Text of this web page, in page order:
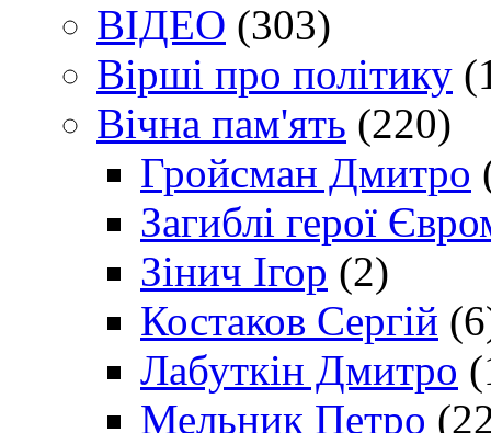
ВІДЕО (303)
Вірші про політику
Вічна пам'ять (220)
Гройсман Дмитро
Загиблі герої
Зінич Ігор (2)
Костаков Сергій
Лабуткін Дмитро
Мельник Петро